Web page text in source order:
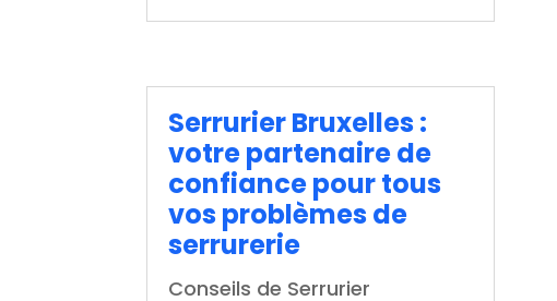
Serrurier Bruxelles :
votre partenaire de
confiance pour tous
vos problèmes de
serrurerie
Conseils de Serrurier